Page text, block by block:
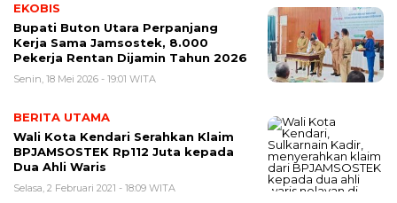
EKOBIS
Bupati Buton Utara Perpanjang
Kerja Sama Jamsostek, 8.000
Pekerja Rentan Dijamin Tahun 2026
Senin, 18 Mei 2026 - 19:01 WITA
BERITA UTAMA
Wali Kota Kendari Serahkan Klaim
BPJAMSOSTEK Rp112 Juta kepada
Dua Ahli Waris
Selasa, 2 Februari 2021 - 18:09 WITA